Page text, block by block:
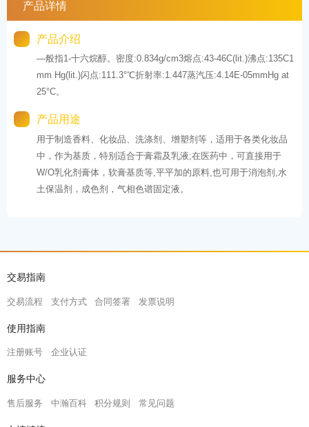
产品详情
产品介绍
—般指1-十六烷醇。密度:0.834g/cm3熔点:43-46C(lit.)沸点:135C1
mm Hg(lit.)闪点:111.3°℃折射率:1.447蒸汽压:4.14E-05mmHg at
25°C。
产品用途
用于制造香料、化妆品、洗涤剂、增塑剂等，适用于各类化妆品
中，作为基质，特别适合于膏霜及乳液;在医药中，可直接用于
W/O乳化剂膏体，软膏基质等,平平加的原料,也可用于消泡剂,水
土保温剂，成色剂，气相色谱固定液。
交易指南
交易流程 支付方式 合同签署 发票说明
使用指南
注册账号 企业认证
服务中心
售后服务 中瀚百科 积分规则 常见问题